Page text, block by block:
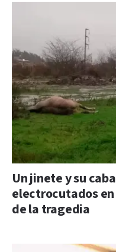
Un jinete y su
electrocutados
de la tragedia